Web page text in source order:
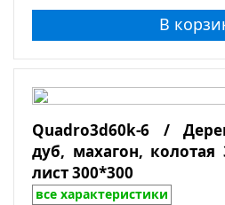
В
Quadro3d60k-6 /
дуб, махагон, колотая
лист 300*300
все характеристики